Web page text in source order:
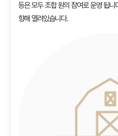
등은 모두 조합 원의 참여로 운영 됩
향해 열려있습니다.